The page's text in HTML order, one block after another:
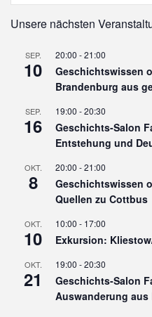
Unsere nächsten
SEP.
10
20:00 -21:00
Geschichtswissen
Brandenburg aus
SEP.
16
19:00 -20:30
Geschichts-Salon
Entstehung und
OKT.
8
20:00 -21:00
Geschichtswissen
Quellen zu Cottbus
OKT.
10
10:00 - 17:00
Exkursion:
OKT.
21
19:00 -20:30
Geschichts-Salon
Auswanderung aus